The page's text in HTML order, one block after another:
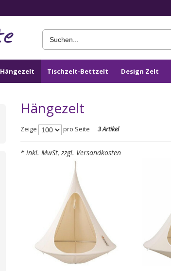
Hängezelt Tischzelt-Bettzelt Design Zelt
Hängezelt
Zeige pro Seite 3 Artikel
* inkl. MwSt, zzgl. Versandkosten